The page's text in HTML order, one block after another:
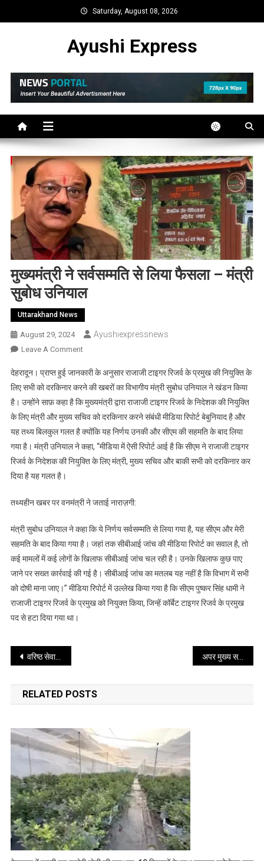
to
Saturday, August 08, 2026
Ayushi Express
मुख्यमंत्री ने सर्वसम्मति से लिया फैसला – मंत्री
सुबोध उनियाल
Uttarakhand News
August 29, 2024 Ayushiexpressnews
Leave A CommentOn
ने
सर्वसम्मति
से
लिया
फैसला
–
मंत्री
देहरादून। प्राप्त हुई जानकारी के अनुसार राजाजी टाइगर रिजर्व के प्रमुख की नियुक्ति के
लिए सभी को दरकिनार करने की खबरों का विभागीय मंत्री सुबोध उनियाल ने खंडन किया
है। उन्होंने साफ़ कहा है कि मुख्यमंत्री द्वारा राजाजी टाइगर रिजर्व के निदेशक की नियुक्ति
के लिए मंत्री और मुख्य सचिव को दरकिनार करने संबंधी मीडिया रिपोर्ट बेबुनियाद है और
यह तथ्य बिलकुल गलत है क्योंकि यह निर्णय उनकी और सीएम की सहमति के बाद लिया
गया है। मंत्री उनियाल ने कहा, “मीडिया में ऐसी रिपोर्ट आई है कि सीएम ने राजाजी टाइगर
रिजर्व के निदेशक की नियुक्ति के लिए मंत्री, मुख्य सचिव और बाकी सभी को दरकिनार कर
दिया है यह गलत है।
तथ्यहीन खबर पर वनमंत्री ने जताई नाराज़गी:
मंत्री सुबोध उनियाल ने कहा कि ये निर्णय सर्वसम्मति से लिया गया है, यह सीएम और मेरी
सहमति के बाद किया गया है। जहां तक ​​सीबीआई जांच की मीडिया रिपोर्ट का सवाल है, तो
कई मामलों में कई लोगों के खिलाफ सीबीआई जांच चल रही है। उनके खिलाफ कुछ पाए
जाने पर सख्त कार्रवाई की गई है। सीबीआई जांच का मतलब यह नहीं है कि विभाग में सभी
को दोषी माना जाए।” मीडिया रिपोर्ट में उल्लेख किया गया है कि सीएम पुष्कर सिंह धामी ने
राजाजी टाइगर रिजर्व के प्रमुख को नियुक्त किया, जिन्हें कॉर्बेट टाइगर रिजर्व के प्रमुख
पद से हटा दिया गया था।
Post
navigation
वरिष्ठ सेवानिवृत्त आईएएस श्री सुशील कुमार ने संभाला उत्तराखण्ड राज्य निर्वाचन आयोग के आयुक्त का दायित्व अपर मुख्य सचिव श्री आनन्द बर्द्धन ने स्प्रिंग एंड रिवर रिजूविनेशन प्राधिकरण (SARRA), उत्तराखण्ड की 11वी जनपद एवं अर्न्तविभागीय समीक्षा बैठक में प्रतिभाग किया
RELATED POSTS